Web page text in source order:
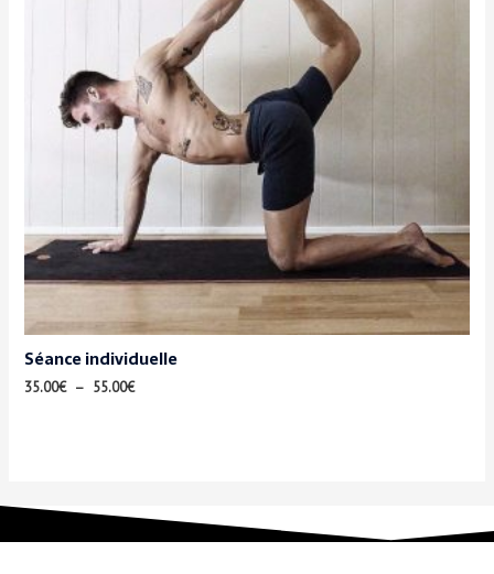
Séance individuelle
35.00€ – 55.00€